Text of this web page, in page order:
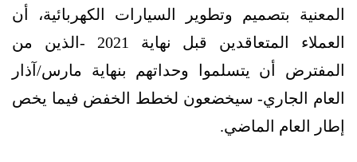
المعنية بتصميم وتطوير السيارات الكهربائية، أن
العملاء المتعاقدين قبل نهاية 2021 -الذين من
المفترض أن يتسلموا وحداتهم بنهاية مارس/آذار
العام الجاري- سيخضعون لخطط الخفض فيما يخص
إطار العام الماضي.